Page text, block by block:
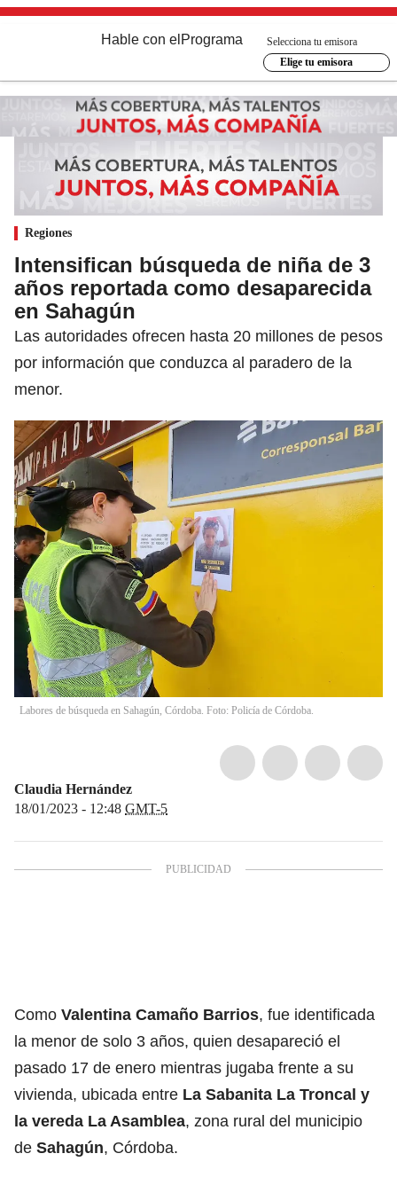
Hable con el Programa
Selecciona tu emisora
Elige tu emisora
Regiones
Intensifican búsqueda de niña de 3
años reportada como desaparecida
en Sahagún
Las autoridades ofrecen hasta 20 millones de pesos
por información que conduzca al paradero de la
menor.
Labores de búsqueda en Sahagún, Córdoba. Foto: Policía de Córdoba.
Claudia Hernández
18/01/2023 - 12:48 GMT-5
Como Valentina Camaño Barrios, fue identificada
la menor de solo 3 años, quien desapareció el
pasado 17 de enero mientras jugaba frente a su
vivienda, ubicada entre La Sabanita La Troncal y
la vereda La Asamblea, zona rural del municipio
de Sahagún, Córdoba.